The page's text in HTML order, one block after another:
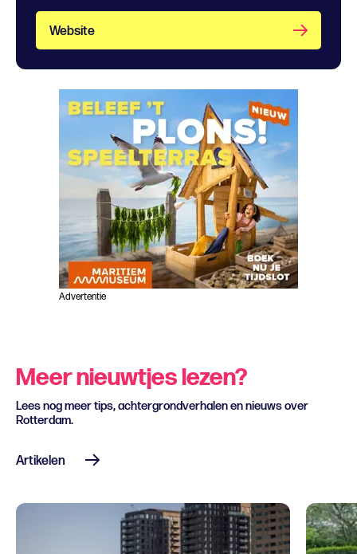
Website
Advertentie
Meer nieuwtjes lezen?
Lees nog meer tips, achtergrondverhalen en nieuws over
Rotterdam.
Artikelen